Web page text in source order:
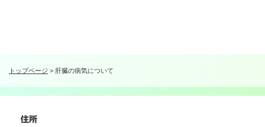
トップページ > 肝臓の病気について
住所